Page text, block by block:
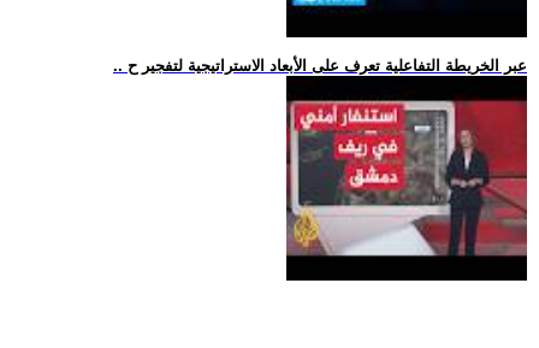
.. عبر الخريطة التفاعلية تعرف على الأبعاد الاستراتيجية لتفجير ح